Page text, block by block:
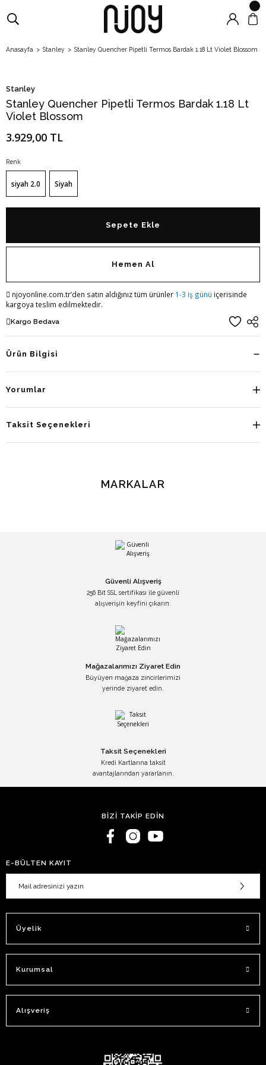
Anasayfa Stanley Stanley Quencher Pipetli Termos Bardak 1.18 Lt Violet Blossom
Stanley
Stanley Quencher Pipetli Termos Bardak 1.18 Lt
Violet Blossom
3.929,00 TL
Renk
siyah 2.0 Siyah
Sepete Ekle
Hemen Al
njoyonline.com.tr’den satın aldığınız tüm ürünler 1-3 iş günü içerisinde
kargoya teslim edilmektedir.
Kargo Bedava
Ürün Bilgisi
Yorumlar
Taksit Seçenekleri
MARKALAR
Güvenli Alışveriş
256 Bit SSL sertifikası ile güvenli
alışverişin keyfini çıkarın.
Mağazalarımızı Ziyaret Edin
Büyüyen mağaza zincirlerimizi
yerinde ziyaret edin.
Taksit Seçenekleri
Kredi Kartlarına taksit
avantajlarından yararlanın.
BİZİ TAKİP EDİN
E-BÜLTEN KAYIT
Üyelik
Kurumsal
Alışveriş